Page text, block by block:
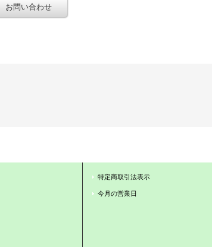
特定商取引法表示
今月の営業日